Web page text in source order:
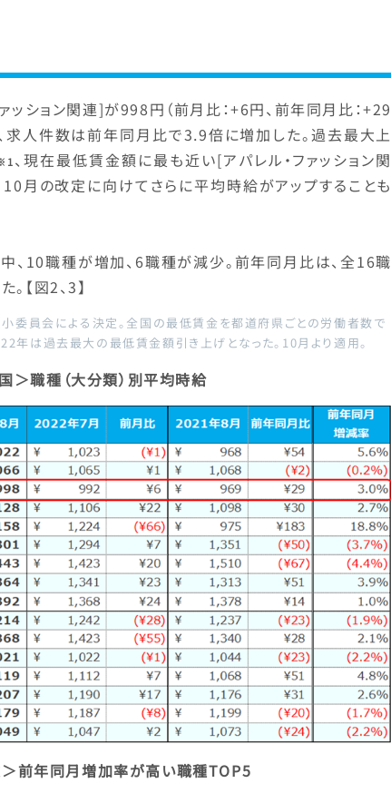
ッション関連]が998円（前月比：+6円、前年同月比：+29
求人件数は前年同月比で3.9倍に増加した。過去最大上
、現在最低賃金額に最も近い[アパレル・ファッション関
月の改定に向けてさらに平均時給がアップすることも
、10職種が増加、6職種が減少。前年同月比は、全16職
【図2、3】
会による決定。全国の最低賃金を都道府県ごとの労働者数で
年は過去最大の最低賃金額引き上げとなった。10月より適用。
国＞職種（大分類）別平均時給
＞前年同月増加率が高い職種TOP5